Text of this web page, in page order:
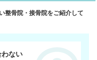
整骨院・接骨院をご紹介して
ない